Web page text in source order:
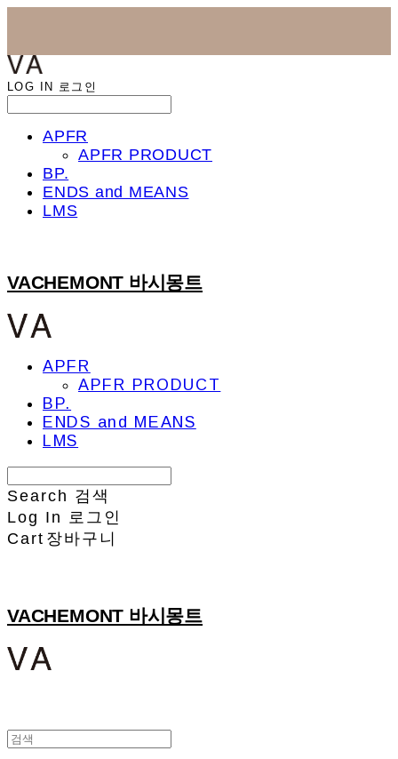
LOG IN 로그인
APFR
APFR PRODUCT
BP.
ENDS and MEANS
LMS
VACHEMONT 바시몽트
APFR
APFR PRODUCT
BP.
ENDS and MEANS
LMS
Search 검색
Log In
로그인
Cart 장바구니
VACHEMONT 바시몽트